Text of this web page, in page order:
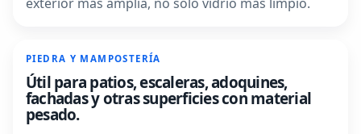
PIEDRA Y MAMPOSTERÍA
Útil para patios, escaleras, adoquines,
fachadas y otras superficies con material
pesado.